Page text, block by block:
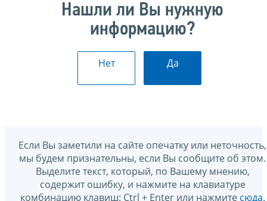
Нашли ли Вы нужную
информацию?
Нет Да
Если Вы заметили на сайте опечатку или неточность,
мы будем признательны, если Вы сообщите об этом.
Выделите текст, который, по Вашему мнению,
содержит ошибку, и нажмите на клавиатуре
комбинацию клавиш: Ctrl + Enter или нажмите сюда.